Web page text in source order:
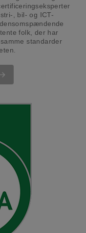
, bil- og ICT-
folk, der har
standarder